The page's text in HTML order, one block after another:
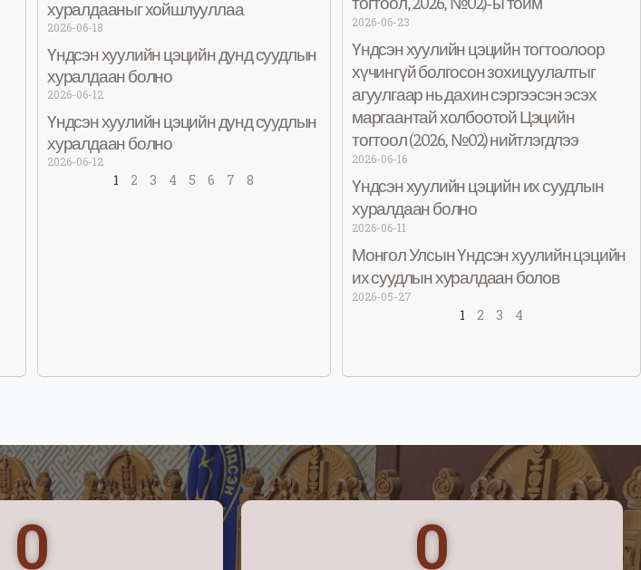
хуралдааныг хойшлууллаа
2026-06-18
Үндсэн хуулийн цэцийн дунд суудлын
хуралдаан болно
2026-06-12
Үндсэн хуулийн цэцийн дунд суудлын
хуралдаан болно
2026-06-12
1 2 3 4 5 6 7 8
2026-06-23
Үндсэн хуулийн цэцийн тогтоолоор
хүчингүй болгосон зохицуулалтыг
агуулгаар нь дахин сэргээсэн эсэх
маргаантай холбоотой Цэцийн
тогтоол (2026, №02) нийтлэгдлээ
2026-06-16
Үндсэн хуулийн цэцийн их суудлын
хуралдаан болно
2026-06-11
Монгол Улсын Үндсэн хуулийн цэцийн
их суудлын хуралдаан болов
2026-05-27
1 2 3 4
0 0